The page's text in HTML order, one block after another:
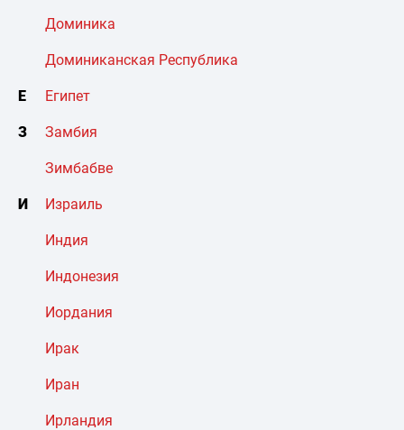
Доминика
Доминиканская Республика
Е Египет
З Замбия
Зимбабве
И Израиль
Индия
Индонезия
Иордания
Ирак
Иран
Ирландия